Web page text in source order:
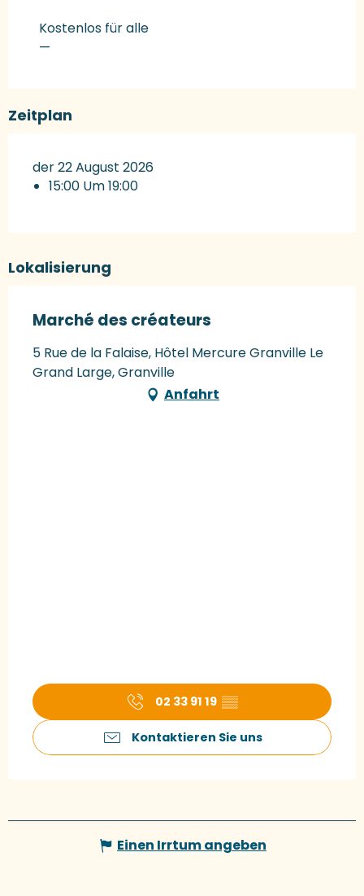
Preise 2027
Kostenlos für alle
—
Zeitplan
der 22 August 2026
15:00 Um 19:00
Lokalisierung
Marché des créateurs
5 Rue de la Falaise, Hôtel Mercure Granville Le
Grand Large, Granville
Anfahrt
02 33 91 19 ▒▒
Kontaktieren Sie uns
Einen Irrtum angeben